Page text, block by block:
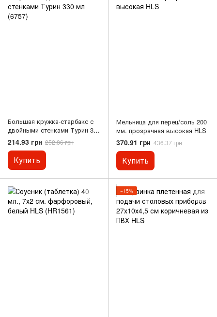
Большая кружка-старбакс с
двойными стенками Турин 330
мл (6757)
214.93 грн 252.86 грн
Купить
Мельница для перец/соль 200
мм. прозрачная высокая HLS
370.91 грн 436.37 грн
Купить
−15%